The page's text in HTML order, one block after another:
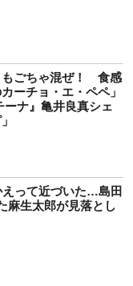
もごちゃ混ぜ！ 食感
ーチョ・エ・ペペ」
ーナ』亀井良真シェ
って近づいた…島田
麻生太郎が見落とし